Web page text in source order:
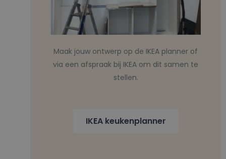
Maak jouw ontwerp op de IKEA planner of
via een afspraak bij IKEA om dit samen te
stellen.
IKEA keukenplanner